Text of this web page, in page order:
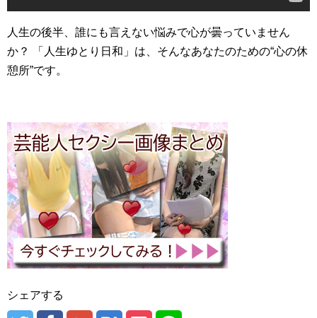
人生の後半、誰にも言えない悩みで心が曇っていません
か？ 「人生ゆとり日和」は、そんなあなたのための“心の休
憩所”です。
シェアする